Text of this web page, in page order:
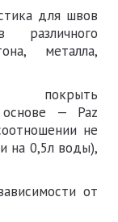
для швов
различного
металла,
покрыть
— Paz
не
на 0,5л воды),
от